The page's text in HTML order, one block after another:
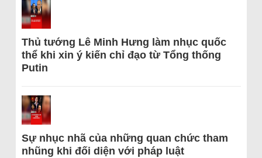
Thủ tướng Lê Minh Hưng làm nhục quốc
thể khi xin ý kiến chỉ đạo từ Tổng thống
Putin
Sự nhục nhã của những quan chức tham
nhũng khi đối diện với pháp luật